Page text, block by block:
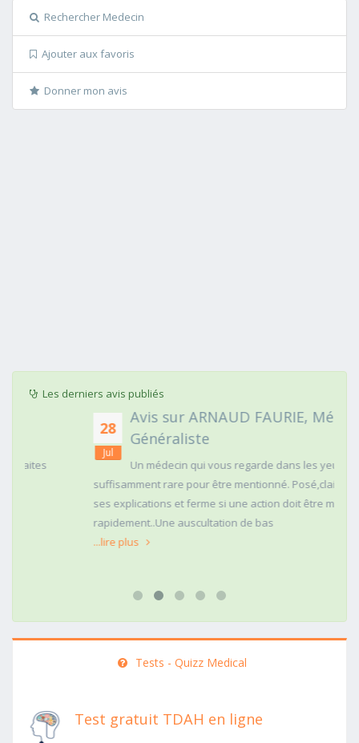
Rechercher Medecin
Ajouter aux favoris
Donner mon avis
Les derniers avis publiés
Avis sur ARNAUD FAURIE, Médecin
Généraliste
Un médecin qui vous regarde dans les yeux c'est
suffisamment rare pour être mentionné. Posé,clair dans
ses explications et ferme si une action doit être menée
rapidement..Une auscultation de bas
Tests - Quizz Medical
Test gratuit TDAH en ligne